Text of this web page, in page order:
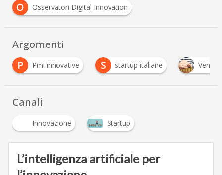
O
Osservatori Digital Innovation
Argomenti
S startup italiane Venture Capital
Canali
Innovazione Startup
L’intelligenza artificiale per